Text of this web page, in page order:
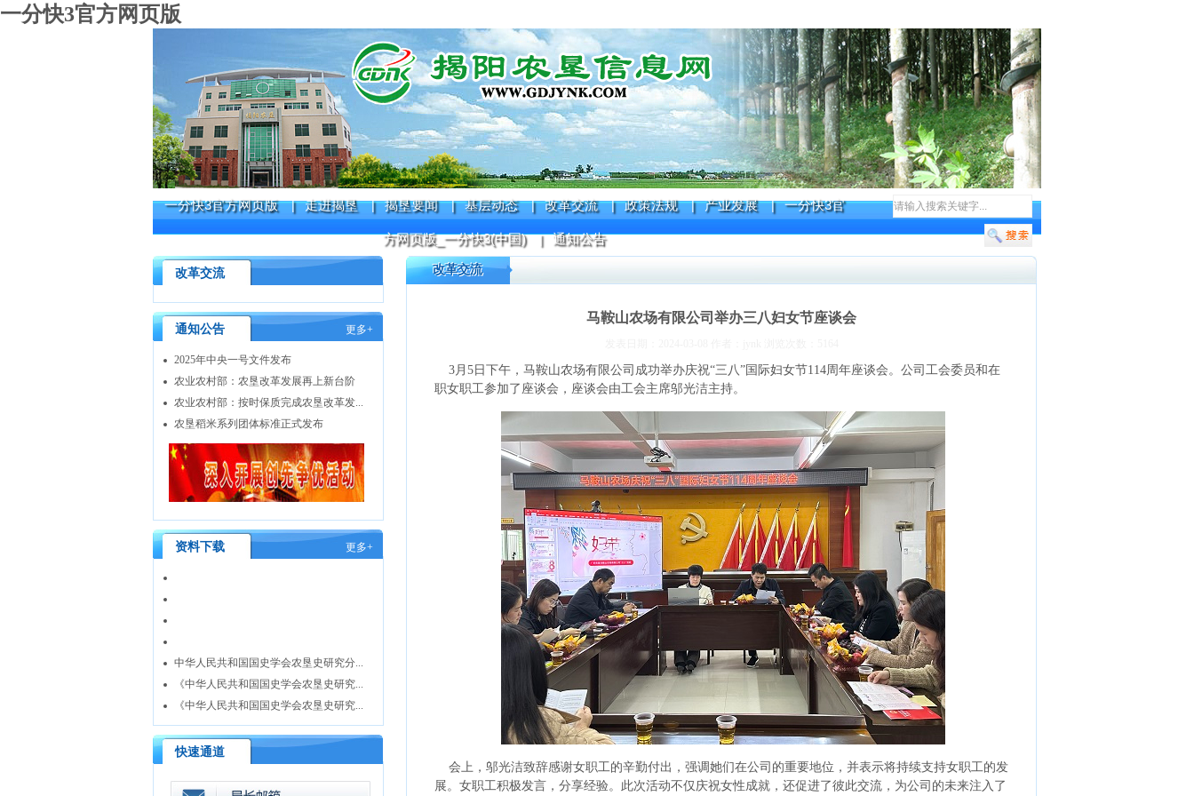
一分快3官方网页版
一分快3官方网页版 | 走进揭垦 | 揭垦要闻 | 基层动态 | 改革交流 | 政策法规 | 产业发展 | 一分快3官
方网页版_一分快3(中国) | 通知公告
改革交流
通知公告 更多+
2025年中央一号文件发布
农业农村部：农垦改革发展再上新台阶
农业农村部：按时保质完成农垦改革发...
农垦稻米系列团体标准正式发布
资料下载 更多+
中华人民共和国国史学会农垦史研究分...
《中华人民共和国国史学会农垦史研究...
《中华人民共和国国史学会农垦史研究...
快速通道
改革交流
马鞍山农场有限公司举办三八妇女节座谈会
3月5日下午，马鞍山农场有限公司成功举办庆祝“三八”国际妇女节114周年座谈会。公司工会委员和在
职女职工参加了座谈会，座谈会由工会主席邬光洁主持。
会上，邬光洁致辞感谢女职工的辛勤付出，强调她们在公司的重要地位，并表示将持续支持女职工的发
展。女职工积极发言，分享经验。此次活动不仅庆祝女性成就，还促进了彼此交流，为公司的未来注入了